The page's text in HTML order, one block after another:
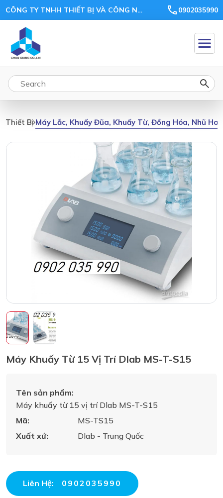
CÔNG TY TNHH THIẾT BỊ VÀ CÔNG NGHỆ CHÂU GIANG 0902035990
Thiết BịMáy Lắc, Khuấy Đũa, Khuấy Từ, Đồng Hóa, Nhũ Hoá
Máy Khuấy Từ 15 Vị Trí Dlab MS-T-S15
Tên sản phẩm:
Máy khuấy từ 15 vị trí Dlab MS-T-S15
Mã:
MS-TS15
Xuất xứ:
Dlab - Trung Quốc
Liên Hệ: 0902035990